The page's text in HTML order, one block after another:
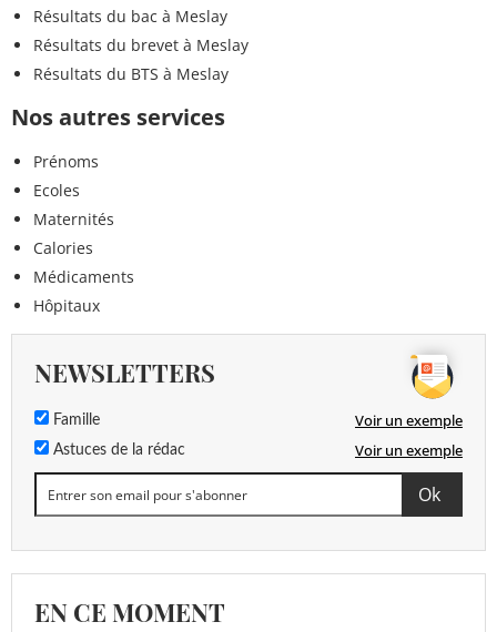
Résultats du bac à Meslay
Résultats du brevet à Meslay
Résultats du BTS à Meslay
Nos autres services
Prénoms
Ecoles
Maternités
Calories
Médicaments
Hôpitaux
NEWSLETTERS
Famille Voir un exemple
Astuces de la rédac Voir un exemple
EN CE MOMENT